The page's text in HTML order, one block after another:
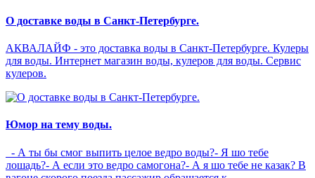
О доставке воды в Санкт-Петербурге.
АКВАЛАЙФ - это доставка воды в Санкт-Петербурге. Кулеры
для воды. Интернет магазин воды, кулеров для воды. Сервис
кулеров.
Юмор на тему воды.
- А ты бы смог выпить целое ведро воды?- Я шо тебе
лошадь?- А если это ведро самогона?- А я шо тебе не казак? В